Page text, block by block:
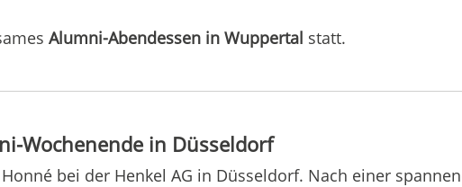
Alumni-Abendessen in Wuppertal statt.
Wochenende in Düsseldorf
bei der Henkel AG in Düsseldorf. Nach einer